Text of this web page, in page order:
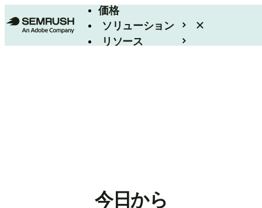
価格
ソリューション
リソース
今日から